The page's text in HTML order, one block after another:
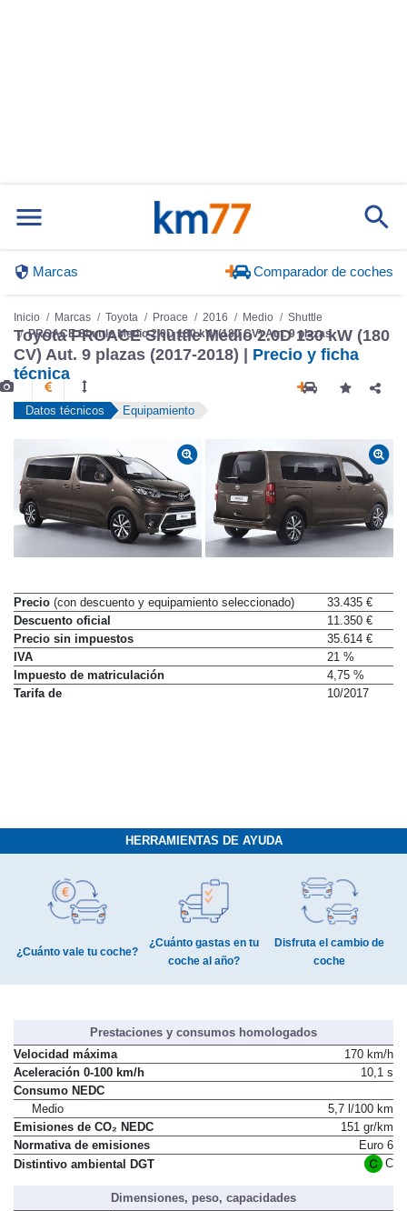
Marcas Comparador de coches
Inicio Marcas Toyota Proace 2016 Medio
Shuttle
PROACE Shuttle Medio 2.0D 130 kW (180 CV) Aut. 9 plazas
Toyota PROACE Shuttle Medio 2.0D 130 kW (180
CV) Aut. 9 plazas (2017-2018) | Precio y ficha
técnica
Datos técnicos Equipamiento
Precio (con descuento y equipamiento seleccionado)
33.435 €
Descuento oficial
11.350 €
Precio sin impuestos
35.614 €
IVA
21 %
Impuesto de matriculación
4,75 %
Tarifa de
10/2017
HERRAMIENTAS DE AYUDA
¿Cuánto vale tu coche?
¿Cuánto gastas en tu
coche al año?
Disfruta el cambio de
coche
Prestaciones y consumos homologados
Velocidad máxima
170 km/h
Aceleración 0-100 km/h
10,1 s
Consumo NEDC
Medio
5,7 l/100 km
Emisiones de CO₂ NEDC
151 gr/km
Normativa de emisiones
Euro 6
Distintivo ambiental DGT
C
Dimensiones, peso, capacidades